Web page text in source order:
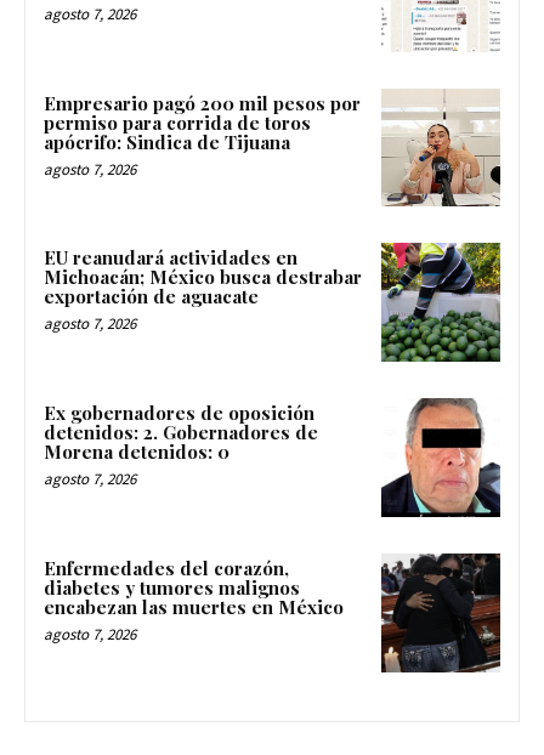
agosto 7, 2026
Empresario pagó 200 mil pesos por
permiso para corrida de toros
apócrifo: Sindica de Tijuana
agosto 7, 2026
EU reanudará actividades en
Michoacán; México busca destrabar
exportación de aguacate
agosto 7, 2026
Ex gobernadores de oposición
detenidos: 2. Gobernadores de
Morena detenidos: 0
agosto 7, 2026
Enfermedades del corazón,
diabetes y tumores malignos
encabezan las muertes en México
agosto 7, 2026